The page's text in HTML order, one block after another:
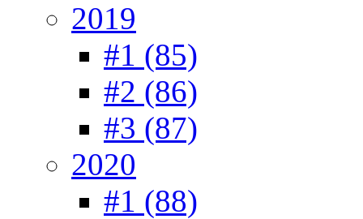
2019
#1 (85)
#2 (86)
#3 (87)
2020
#1 (88)